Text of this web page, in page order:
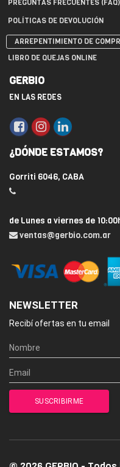
PREGUNTAS FRECUENTES (FAQ)
POLÍTICAS DE DEVOLUCIÓN
ARREPENTIMIENTO DE
LIBRO DE QUEJAS ONLINE
GERBIO
EN LAS REDES
¿DÓNDE ESTAMOS?
Gorriti 6046, CABA
de Lunes a viernes de
ventas@gerbio.com.ar
NEWSLETTER
Recibí ofertas en tu email